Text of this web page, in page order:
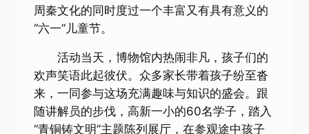
周秦文化的同时度过一个丰富又有具有意义的
“六一”儿童节。
活动当天，博物馆内热闹非凡，孩子们的
欢声笑语此起彼伏。众多家长带着孩子纷至沓
来，一同参与这场充满趣味与知识的盛会。跟
随讲解员的步伐，高新一小的60名学子，踏入
“青铜铸文明”主题陈列展厅，在参观途中孩子